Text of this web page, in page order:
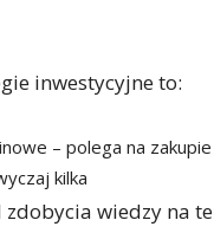
inwestycyjne to:
– polega na
kilka
zdobycia wiedzy na